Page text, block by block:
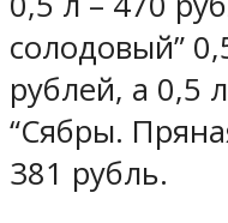
солодовый”
рублей, а 0,5
“Сябры.
381 рубль.